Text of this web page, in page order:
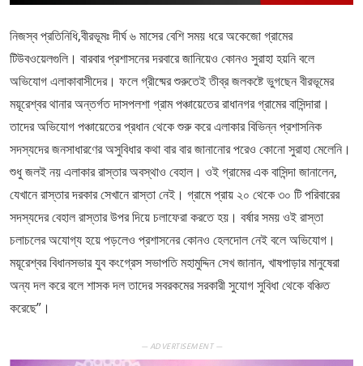
নিজস্ব প্রতিনিধি,বীরভূমঃ দীর্ঘ ৬ মাসের বেশি সময় ধরে অকেজো গ্রামের
টিউবওয়েলগুলি। বারবার প্রশাসনের দরবারে জানিয়েও কোনও সুরাহা হয়নি বলে
অভিযোগ এলাকাবাসীদের। ফলে গ্রীষ্মের শুরুতেই তীব্র জলকষ্টে ভুগছেন বীরভূমের
ময়ূরেশ্বর থানার অন্তর্গত দাসপলশা গ্রাম পঞ্চায়েতের রাধানগর গ্রামের বাসিন্দারা।
তাদের অভিযোগ পঞ্চায়েতের প্রধান থেকে শুরু করে এলাকার বিভিন্ন প্রশাসনিক
সদস্যদের জনসাধারণের অসুবিধার কথা বার বার জানানোর পরেও কোনো সুরাহা মেলেনি।
শুধু জলই নয় এলাকার রাস্তার অবস্থাও বেহাল। ওই গ্রামের এক বাসিন্দা জানালেন,
যেখানে রাস্তার দরকার সেখানে রাস্তা নেই। গ্রামে প্রায় ২০ থেকে ৩০ টি পরিবারের
সদস্যদের বেহাল রাস্তার উপর দিয়ে চলাফেরা করতে হয়। বর্ষার সময় ওই রাস্তা
চলাচলের অযোগ্য হয়ে পড়লেও প্রশাসনের কোনও হেলদোল নেই বলে অভিযোগ।
ময়ূরেশ্বর বিধানসভার যুব কংগ্রেস সভাপতি মহামুদ্দিন সেখ জানান, খাষপাড়ার মানুষেরা
অন্য দল করে বলে শাসক দল তাদের সবরকমের সরকারী সুযোগ সুবিধা থেকে বঞ্চিত
করেছে”।
— ADVERTISEMENT —